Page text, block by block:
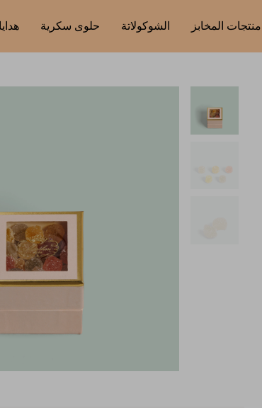
منتجات المخابز الشوكولاتة حلوى سكرية